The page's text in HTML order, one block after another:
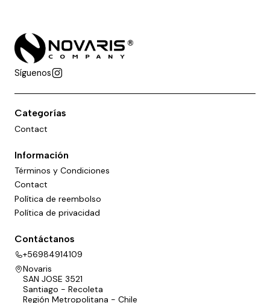
Síguenos
Categorías
Contact
Información
Términos y Condiciones
Contact
Política de reembolso
Política de privacidad
Contáctanos
+56984914109
Novaris
SAN JOSE 3521
Santiago - Recoleta
Región Metropolitana - Chile